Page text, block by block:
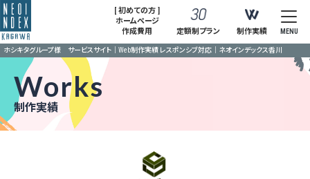
[ 初めての方 ]
ホームページ
作成費用
定額制プラン 制作実績 MENU
ホシキタグループ様 サービスサイト｜Web制作実績 レスポンシブ対応｜ネオインデックス香川
Works
制作実績